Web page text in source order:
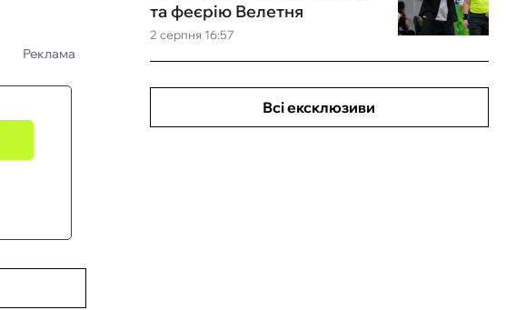
Реклама
2 серпня 16:57
та феєрію Велетня
Всі ексклюзиви